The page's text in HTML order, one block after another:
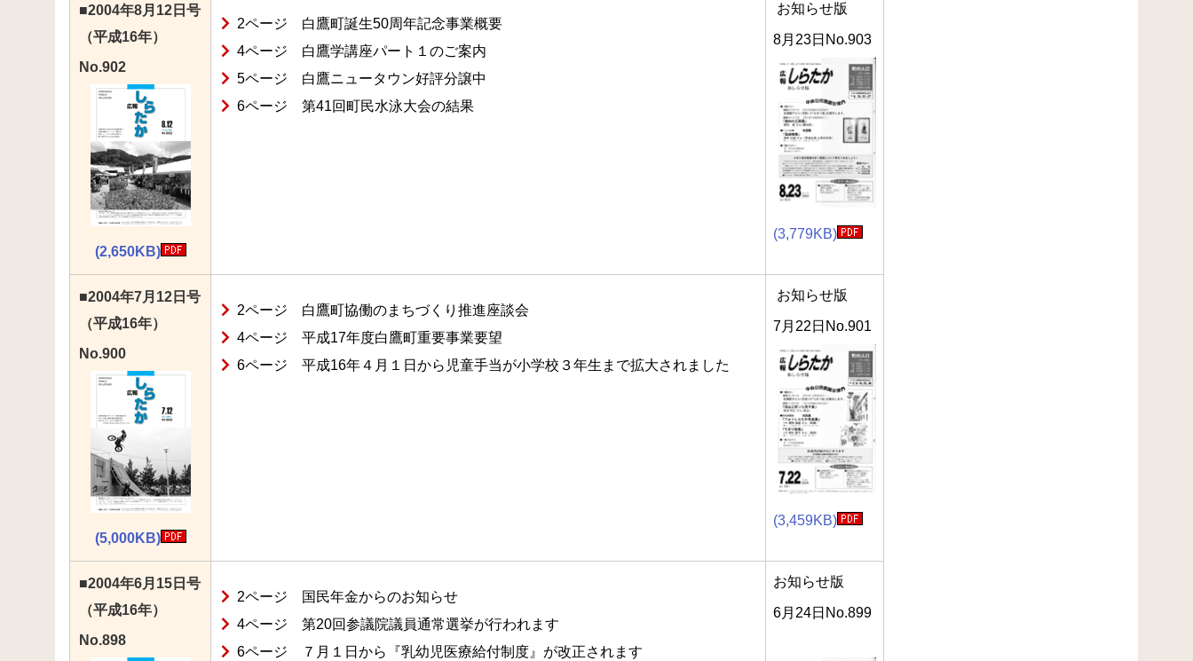
■2004年8月12日号
（平成16年）
No.902
(2,650KB)
2ページ 白鷹町誕生50周年記念事業概要
4ページ 白鷹学講座パート１のご案内
5ページ 白鷹ニュータウン好評分譲中
6ページ 第41回町民水泳大会の結果
お知らせ版
8月23日No.903
(3,779KB)
■2004年7月12日号
（平成16年）
No.900
(5,000KB)
2ページ 白鷹町協働のまちづくり推進座談会
4ページ 平成17年度白鷹町重要事業要望
6ページ 平成16年４月１日から児童手当が小学校３年生まで拡大されました
お知らせ版
7月22日No.901
(3,459KB)
■2004年6月15日号
（平成16年）
No.898
2ページ 国民年金からのお知らせ
4ページ 第20回参議院議員通常選挙が行われます
6ページ ７月１日から『乳幼児医療給付制度』が改正されます
お知らせ版
6月24日No.899